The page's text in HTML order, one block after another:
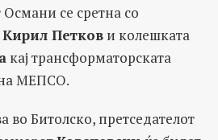
се сретна со
Кирил Петков и колешката
кај трансформаторската
на МЕПСО.
во Битолско, претседателот